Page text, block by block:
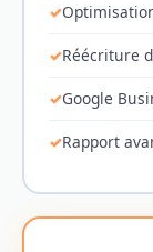
Réécriture
Google
Rapport